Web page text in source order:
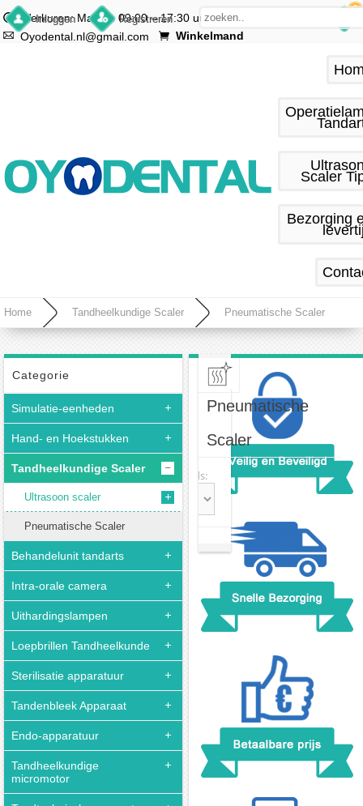
Inloggen Registreren
Werkuren: Ma.–vr. 09:00 – 17:30 uur
Oyodental.nl@gmail.com
Winkelmand
0
Scaler
Bezorging
Home Tandheelkundige Scaler Pneumatische Scaler
Categorie
Simulatie-eenheden
Hand- en Hoekstukken
Tandheelkundige Scaler
Ultrasoon scaler
Pneumatische Scaler
Behandelunit tandarts
Intra-orale camera
Uithardingslampen
Loepbrillen Tandheelkunde
Sterilisatie apparatuur
Tandenbleek Apparaat
Endo-apparatuur
Tandheelkundige
micromotor
Pneumatische
Scaler
Records:
Sort: